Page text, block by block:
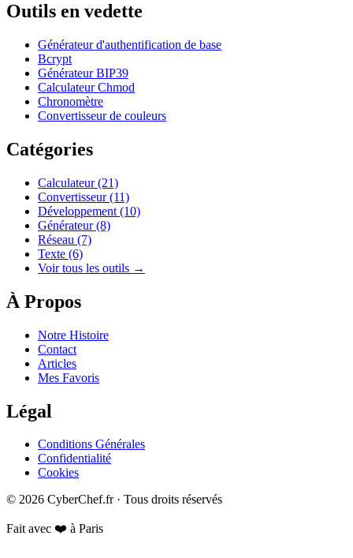
Outils en vedette
Générateur d'authentification de base
Bcrypt
Générateur BIP39
Calculateur Chmod
Chronomètre
Convertisseur de couleurs
Catégories
Calculateur(21)
Convertisseur(11)
Développement (10)
Générateur(8)
Réseau (7)
Texte (6)
Voir tous les outils →
À Propos
Notre Histoire
Contact
Articles
Mes Favoris
Légal
Conditions Générales
Confidentialité
Cookies
© 2026 CyberChef.fr · Tous droits réservés
Fait avec ❤️ à Paris